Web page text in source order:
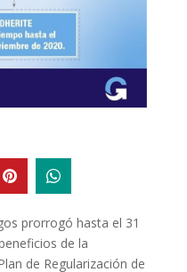
prorrogó hasta el 31
de la
de Regularización de